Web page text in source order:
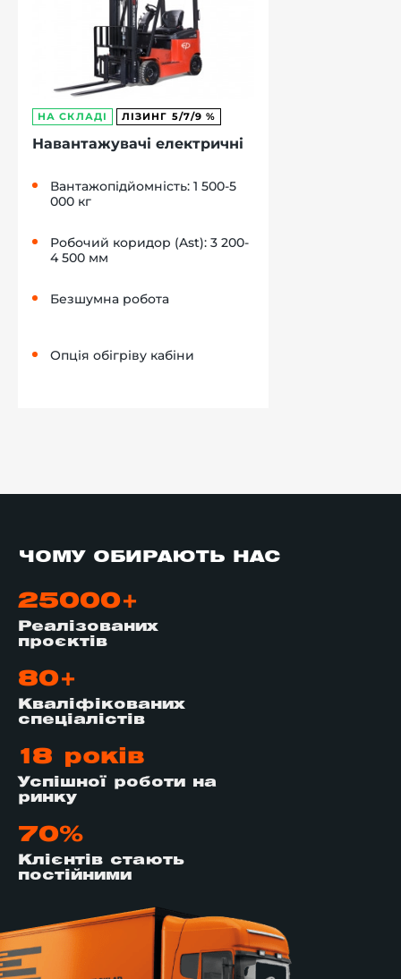
НА СКЛАДІ ЛІЗИНГ 5/7/9 %
Навантажувачі електричні
Вантажопідйомність: 1 500-5
000 кг
Робочий коридор (Ast): 3 200-
4 500 мм
Безшумна робота
Опція обігріву кабіни
ЧОМУ ОБИРАЮТЬ НАС
25000+
Реалізованих
проєктів
80+
Кваліфікованих
спеціалістів
18 років
Успішної роботи на
ринку
70%
Клієнтів стають
постійними